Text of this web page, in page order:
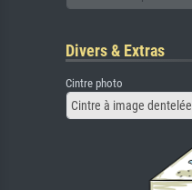
Divers & Extras
Cintre photo
Cintre à image dentelée